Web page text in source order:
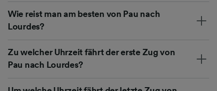
Wie reist man am besten von Pau nach
Lourdes?
Zu welcher Uhrzeit fährt der erste Zug von
Pau nach Lourdes?